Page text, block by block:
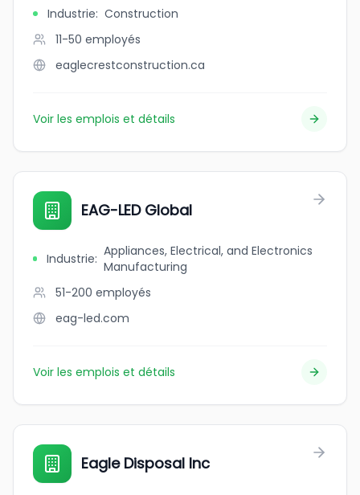
Industrie: Construction
11-50 employés
eaglecrestconstruction.ca
Voir les emplois et détails
EAG-LED Global
Industrie: Appliances, Electrical, and Electronics
Manufacturing
51-200 employés
eag-led.com
Voir les emplois et détails
Eagle Disposal Inc